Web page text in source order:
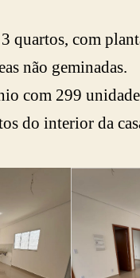
quartos, com
não geminadas.
com 299
do interior da